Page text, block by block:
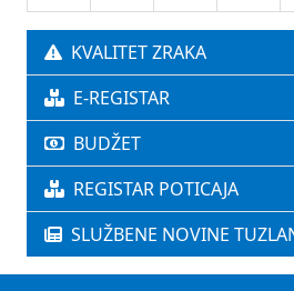
KVALITET ZRAKA
E-REGISTAR
BUDŽET
REGISTAR POTICAJA
SLUŽBENE NOVINE